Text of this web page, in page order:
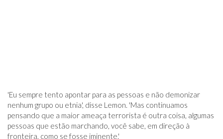
'Eu sempre tento apontar para as pessoas e não demonizar
nenhum grupo ou etnia', disse Lemon. 'Mas continuamos
pensando que a maior ameaça terrorista é outra coisa, algumas
pessoas que estão marchando, você sabe, em direção à
fronteira, como se fosse iminente.'